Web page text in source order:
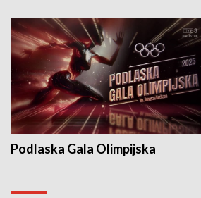
Podlaska Gala Olimpijska